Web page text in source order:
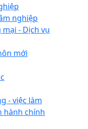
nghiệp
- Dịch vụ
mới
- việc làm
hành chính